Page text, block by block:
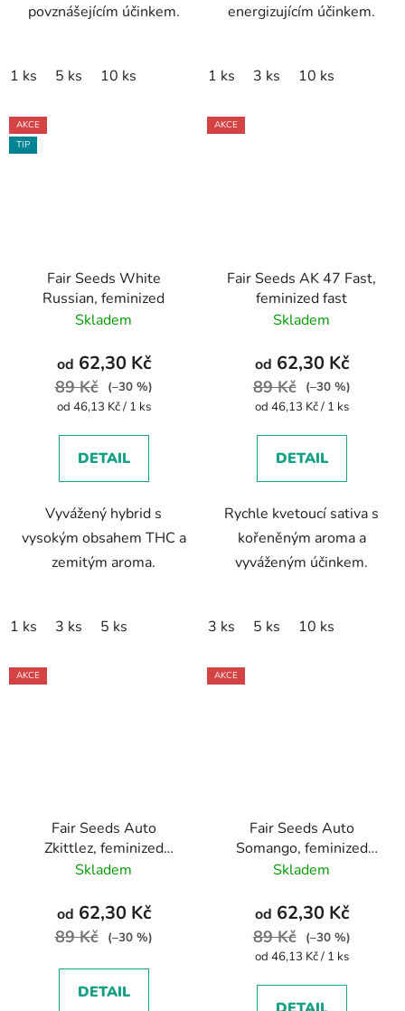
povznášejícím účinkem.
1 ks 5 ks 10 ks
energizujícím účinkem.
1 ks 3 ks 10 ks
AKCE
TIP
Fair Seeds White
Russian, feminized
Skladem
od 62,30 Kč
89 Kč
(–30 %)
Měrná
od 46,13 Kč / 1 ks
DETAIL
Vyvážený hybrid s
vysokým obsahem THC a
zemitým aroma.
1 ks 3 ks 5 ks
AKCE
Fair Seeds AK 47 Fast,
feminized fast
Skladem
od 62,30 Kč
89 Kč
(–30 %)
Měrná
od 46,13 Kč / 1 ks
DETAIL
Rychle kvetoucí sativa s
kořeněným aroma a
vyváženým účinkem.
3 ks 5 ks 10 ks
AKCE
Fair Seeds Auto
Zkittlez, feminized
autoflowering
Skladem
od 62,30 Kč
89 Kč (–30 %)
DETAIL
AKCE
Fair Seeds Auto
Somango, feminized
autoflowering
Skladem
od 62,30 Kč
89 Kč
(–30 %)
Měrná
od 46,13 Kč / 1 ks